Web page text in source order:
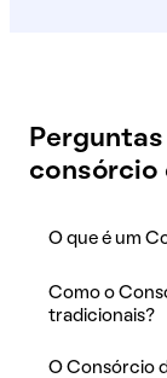
consórcio
O que é um
Como o
tradicionais?
O Consórcio